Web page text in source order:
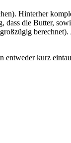
Hinterher
die Butter,
kurz